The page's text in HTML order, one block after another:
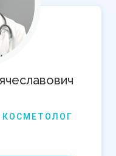
КОСМЕТОЛОГ